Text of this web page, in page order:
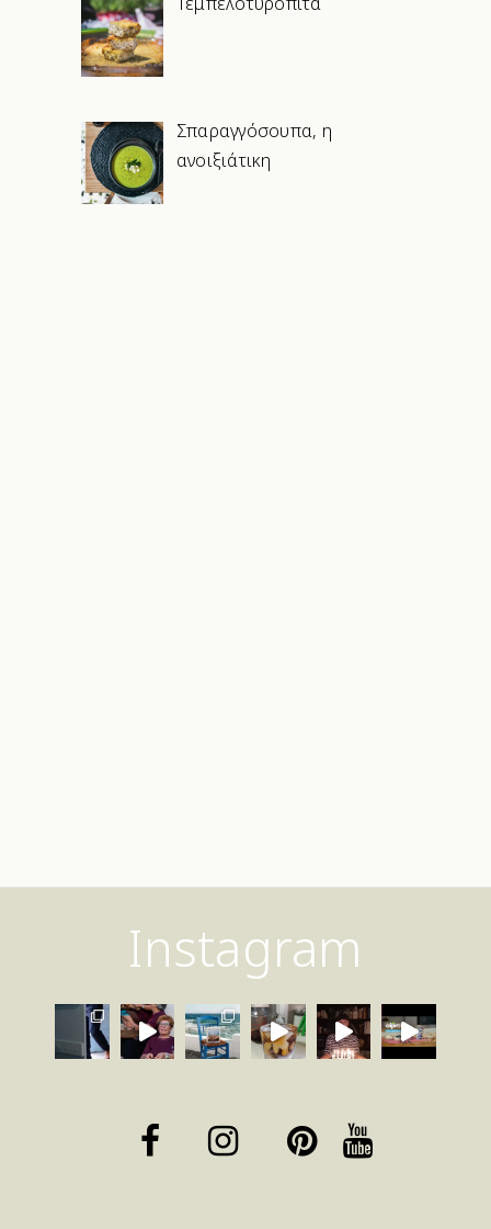
Σπαραγγόσουπα, η
ανοιξιάτικη
Instagram